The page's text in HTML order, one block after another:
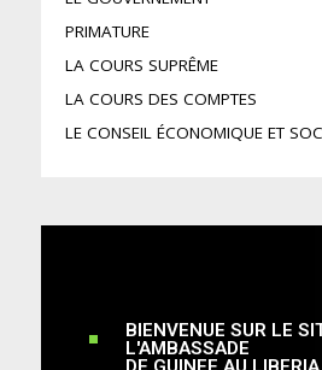
PRIMATURE
LA COURS SUPRÊME
LA COURS DES COMPTES
LE CONSEIL ÉCONOMIQUE ET
BIENVENUE SUR LE
L'AMBASSADE